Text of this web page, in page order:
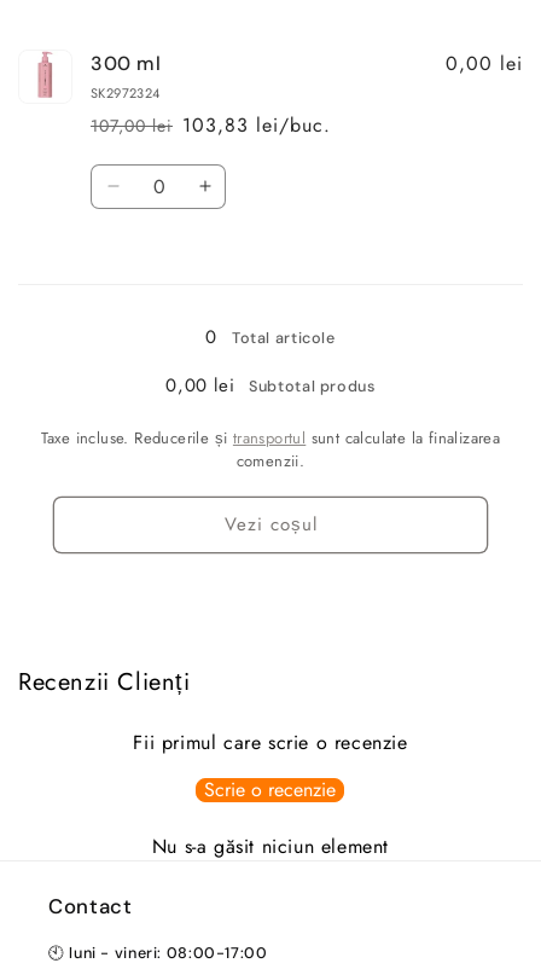
1000
ml
300 ml
SK2972324
Preț
obișnuit
107,00 lei
Preț
redus
103,83 lei/buc.
0,00 lei
Cantitate
Reduceți
Creșteți
0
Total articole
0,00 lei Subtotal produs
Taxe incluse. Reducerile și transportul sunt calculate la finalizarea
comenzii.
Vezi coșul
Recenzii Clienți
Fii primul care scrie o recenzie
Scrie o recenzie
Nu s-a găsit niciun element
Contact
🕙 luni - vineri: 08:00-17:00